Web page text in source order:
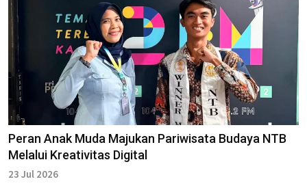
Peran Anak Muda Majukan Pariwisata Budaya NTB
Melalui Kreativitas Digital
23 Jul 2026